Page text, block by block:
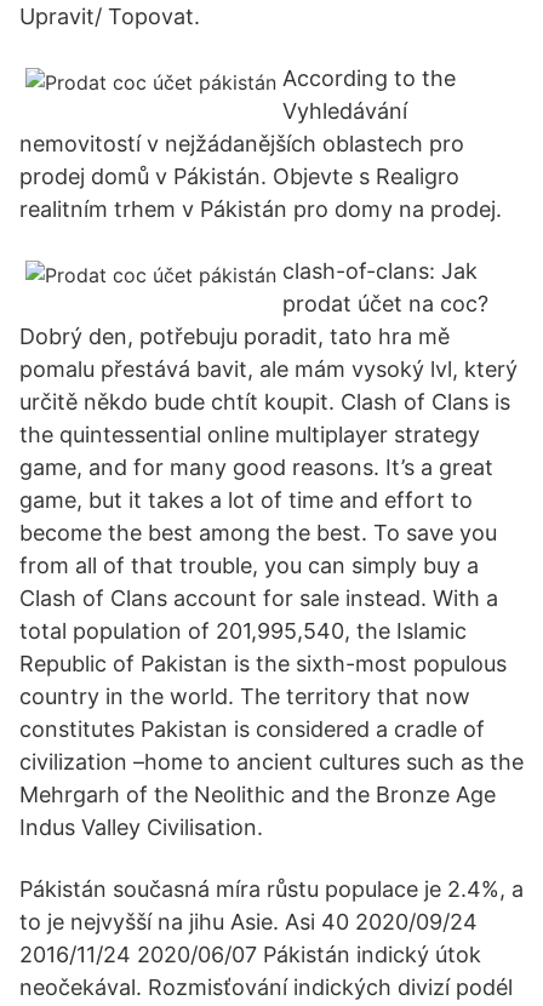
Upravit/ Topovat.
According to the
Vyhledávání
nemovitostí v nejžádanějších oblastech pro
prodej domů v Pákistán. Objevte s Realigro
realitním trhem v Pákistán pro domy na prodej.
clash-of-clans: Jak
prodat účet na coc?
Dobrý den, potřebuju poradit, tato hra mě
pomalu přestává bavit, ale mám vysoký lvl, který
určitě někdo bude chtít koupit. Clash of Clans is
the quintessential online multiplayer strategy
game, and for many good reasons. It’s a great
game, but it takes a lot of time and effort to
become the best among the best. To save you
from all of that trouble, you can simply buy a
Clash of Clans account for sale instead. With a
total population of 201,995,540, the Islamic
Republic of Pakistan is the sixth-most populous
country in the world. The territory that now
constitutes Pakistan is considered a cradle of
civilization –home to ancient cultures such as the
Mehrgarh of the Neolithic and the Bronze Age
Indus Valley Civilisation.
Pákistán současná míra růstu populace je 2.4%, a
to je nejvyšší na jihu Asie. Asi 40 2020/09/24
2016/11/24 2020/06/07 Pákistán indický útok
neočekával. Rozmisťování indických divizí podél